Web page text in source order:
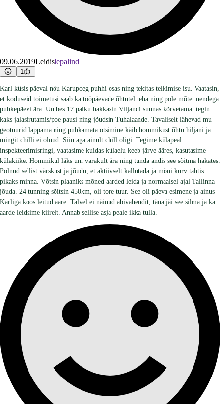
09.06.2019Leidislepalind
1
Karl küsis päeval nõu Karupoeg puhhi osas ning tekitas telkimise isu. Vaatasin,
et koduseid toimetusi saab ka tööpäevade õhtutel teha ning pole mõtet nendega
puhkepäevi ära. Umbes 17 paiku hakkasin Viljandi suunas kõrvetama, tegin
kaks jalasirutamis/poe pausi ning jõudsin Tuhalaande. Tavaliselt lähevad mu
geotuurid lappama ning puhkamata otsimine käib hommikust õhtu hiljani ja
mingit chilli ei olnud. Siin aga ainult chill oligi. Tegime külapeal
inspekteerimisringi, vaatasime kuidas külaelu keeb järve ääres, kasutasime
külakiike. Hommikul läks uni varakult ära ning tunda andis see sõitma hakates.
Polnud sellist värskust ja jõudu, et aktiivselt kallutada ja mõni kurv tahtis
pikaks minna. Võtsin plaaniks mõned aarded leida ja normaalsel ajal Tallinna
jõuda. 24 tunning sõitsin 450km, oli tore tuur. See oli päeva esimene ja ainus
Karliga koos leitud aare. Talvel ei näinud abivahendit, täna jäi see silma ja ka
aarde leidsime kiirelt. Annab sellise asja peale ikka tulla.